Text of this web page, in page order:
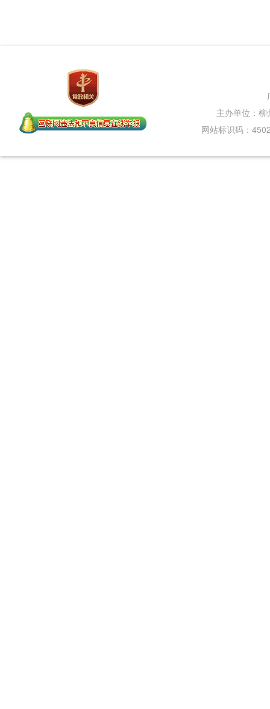
主办单位：
网站标识码：